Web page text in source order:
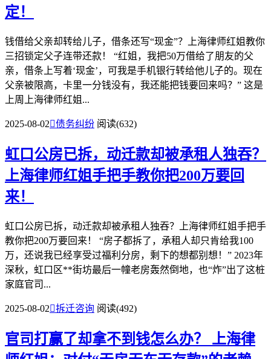
定！
钱借给父亲却转给儿子，借条还写“现金”？上海律师红姐教你
三招锁定父子连带还款！ “红姐，我把50万借给了朋友的父
亲，借条上写着‘现金’，可我是手机银行转给他儿子的。现在
父亲被限高，卡里一分钱没有，我还能把钱要回来吗？” 这是
上周上海律师红姐...
2025-08-02债务纠纷 阅读(632)
虹口公房已拆，动迁款却被承租人独吞？
上海律师红姐手把手教你把200万要回
来！
虹口公房已拆，动迁款却被承租人独吞？上海律师红姐手把手
教你把200万要回来！ “房子都拆了，承租人却只肯给我100
万，还说我已经享受过福利分房，剩下的想都别想！” 2023年
深秋，虹口区**街坊最后一幢老房轰然倒地，也“炸”出了这桩
家庭官司...
2025-08-02拆迁咨询 阅读(492)
官司打赢了却拿不到钱怎么办？ 上海律